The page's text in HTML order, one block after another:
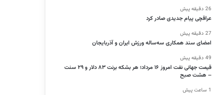
26 دقیقه پیش
عراقچی پیام جدیدی صادر کرد
27 دقیقه پیش
امضای سند همکاری سه‌ساله ورزش ایران و آذربایجان
49 دقیقه پیش
قیمت جهانی نفت امروز ۱۶ مرداد؛ هر بشکه برنت ۸۳ دلار و ۲۹ سنت
– هشت صبح
1 ساعت پیش